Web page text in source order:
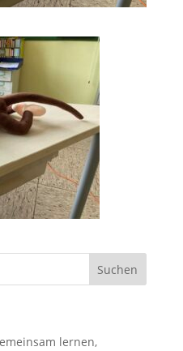
lernen,